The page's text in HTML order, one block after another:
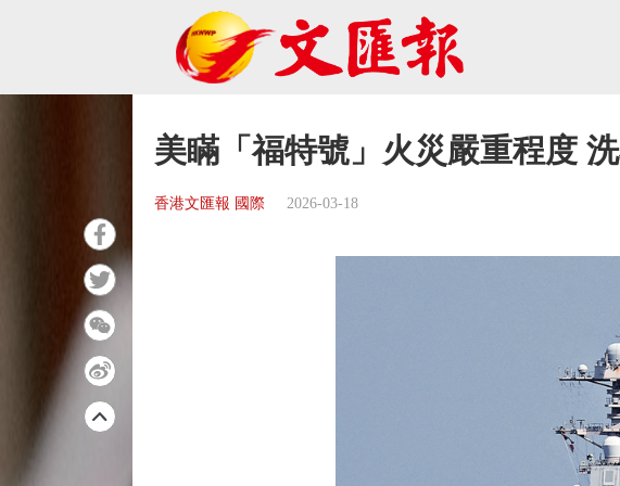
美瞞「福特號」火災嚴重程度
香港文匯報 國際 2026-03-18